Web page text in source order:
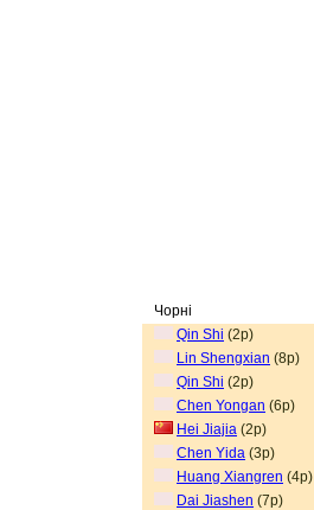
Чорні
Qin Shi (2p)
Lin Shengxian (8p)
Qin Shi (2p)
Chen Yongan (6p)
Hei Jiajia (2p)
Chen Yida (3p)
Huang Xiangren (4p)
Dai Jiashen (7p)